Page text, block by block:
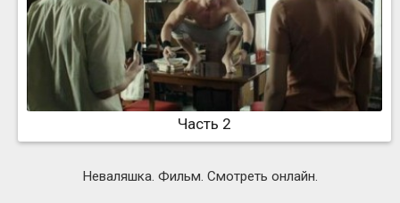
Часть 2
Неваляшка. Фильм. Смотреть онлайн.